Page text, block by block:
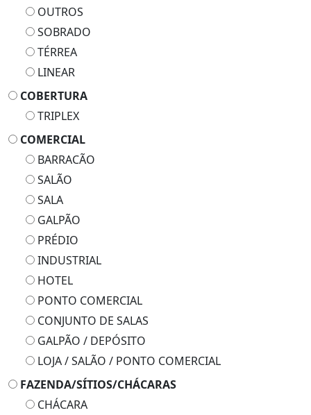
OUTROS
SOBRADO
TÉRREA
LINEAR
COBERTURA
TRIPLEX
COMERCIAL
BARRACÃO
SALÃO
SALA
GALPÃO
PRÉDIO
INDUSTRIAL
HOTEL
PONTO COMERCIAL
CONJUNTO DE SALAS
GALPÃO / DEPÓSITO
LOJA / SALÃO / PONTO COMERCIAL
FAZENDA/SÍTIOS/CHÁCARAS
CHÁCARA